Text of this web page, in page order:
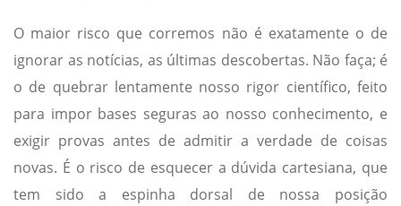
O maior risco que corremos não é exatamente o de
ignorar as notícias, as últimas descobertas. Não faça; é
o de quebrar lentamente nosso rigor científico, feito
para impor bases seguras ao nosso conhecimento, e
exigir provas antes de admitir a verdade de coisas
novas. É o risco de esquecer a dúvida cartesiana, que
tem sido a espinha dorsal de nossa posição